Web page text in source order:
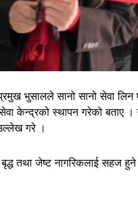
भुसालले सानो सानो सेवा लिन
सेवा केन्द्रको स्थापन गरेको बताए
गरे ।
बृद्ध तथा जेष्ट नागरिकलाई सहज